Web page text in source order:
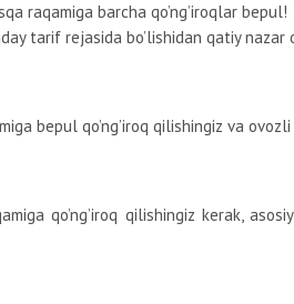
raqamiga barcha qo’ng’iroqlar bepul!
tarif rejasida bo’lishidan qatiy nazar
bepul qo’ng’iroq qilishingiz va
qo’ng’iroq qilishingiz kerak,